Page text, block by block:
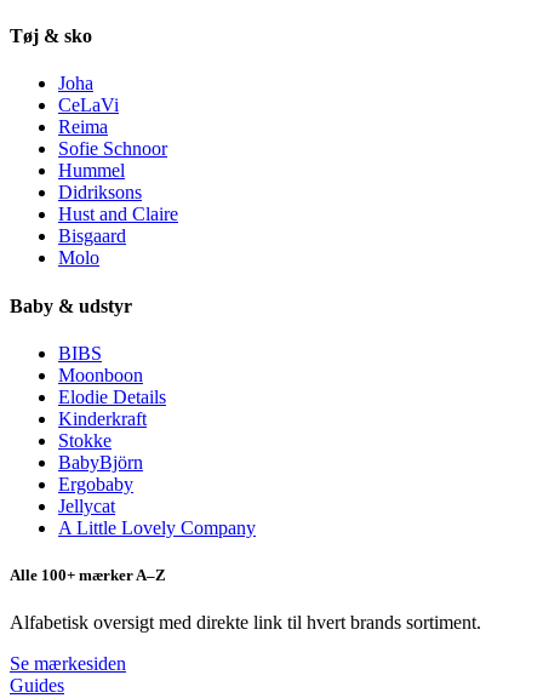
Tøj & sko
Joha
CeLaVi
Reima
Sofie Schnoor
Hummel
Didriksons
Hust and Claire
Bisgaard
Molo
Baby & udstyr
BIBS
Moonboon
Elodie Details
Kinderkraft
Stokke
BabyBjörn
Ergobaby
Jellycat
A Little Lovely Company
Alle 100+ mærker A–Z
Alfabetisk oversigt med direkte link til hvert brands sortiment.
Se mærkesiden
Guides